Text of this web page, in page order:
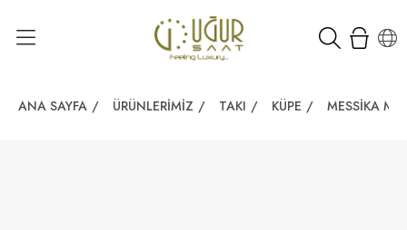
ANA SAYFA / ÜRÜNLERIMIZ / TAKI / KÜPE / MESSIKA